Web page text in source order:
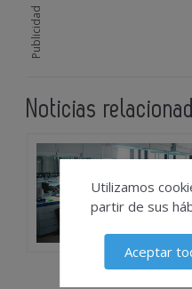
Publicidad
Noticias
Utilizamos
partir de sus
Aceptar